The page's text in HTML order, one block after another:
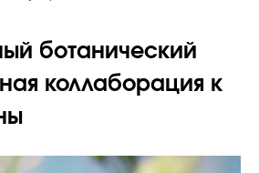
ботанический
коллаборация к